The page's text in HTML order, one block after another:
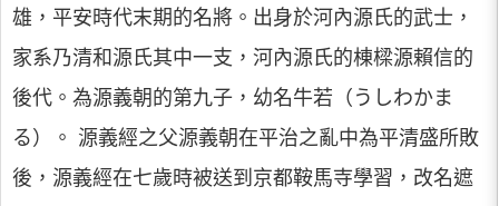
雄，平安時代末期的名將。出身於河內源氏的武士，
家系乃清和源氏其中一支，河內源氏的棟樑源賴信的
後代。為源義朝的第九子，幼名牛若（うしわかま
る）。 源義經之父源義朝在平治之亂中為平清盛所敗
後，源義經在七歲時被送到京都鞍馬寺學習，改名遮